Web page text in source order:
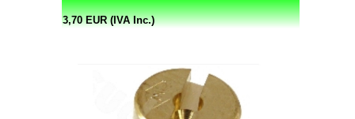
3,70 EUR (IVA Inc.)